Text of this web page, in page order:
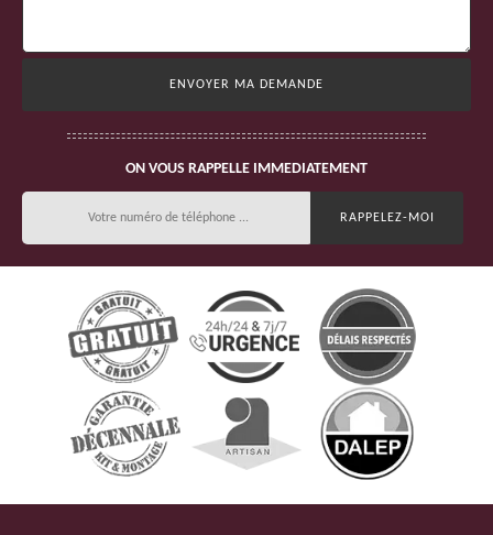
ON VOUS RAPPELLE IMMEDIATEMENT